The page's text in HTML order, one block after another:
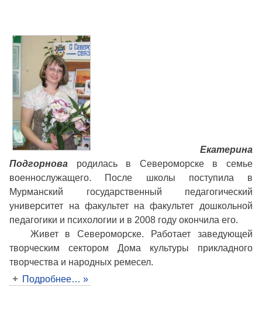
Екатерина
Подгорнова родилась в Североморске в семье
военнослужащего. После школы поступила в
Мурманский государственный педагогический
университет на факультет на факультет дошкольной
педагогики и психологии и в 2008 году окончила его.
Живет в Североморске. Работает заведующей
творческим сектором Дома культуры прикладного
творчества и народных ремесел.
Подробнее… »